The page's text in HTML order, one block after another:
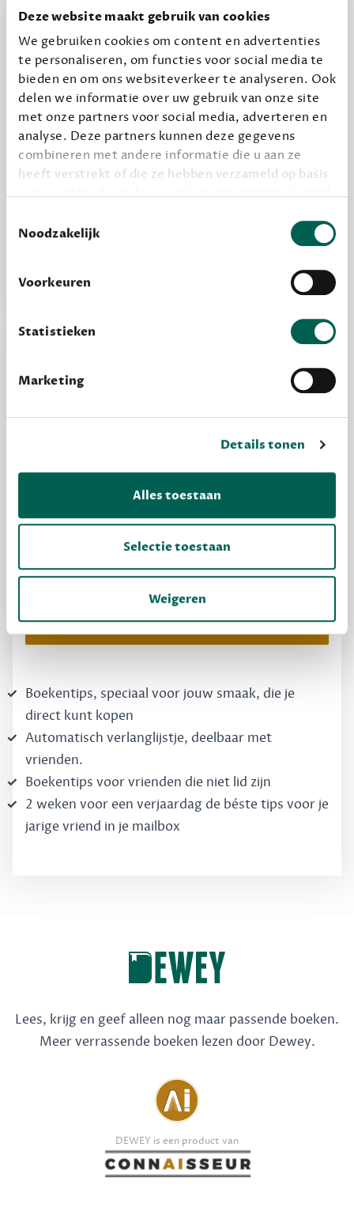
Deze website maakt gebruik van cookies
We gebruiken cookies om content en advertenties
te personaliseren, om functies voor social media te
bieden en om ons websiteverkeer te analyseren. Ook
delen we informatie over uw gebruik van onze site
met onze partners voor social media, adverteren en
analyse. Deze partners kunnen deze gegevens
combineren met andere informatie die u aan ze
heeft verstrekt of die ze hebben verzameld op basis
grondslag gebeurt, en er niet onnodig data van je
wordt verwerkt. Gevoelige persoonsgegevens delen
Noodzakelijk
Voorkeuren
Statistieken
Marketing
Details tonen
Alles toestaan
Selectie toestaan
Weigeren
halen.
12,50 per maand, incl. verzending
Geef cadeau
Alles van Dewey Free
Vooraf een tipje van de sluier, zodat je kunt
Dewey Free
Krijg boekentips, persoonlijk voor jou en je
vrienden. Krijg én geef betere cadeaus.
Schrijf nu gratis in
Boekentips, speciaal voor jouw smaak, die je
direct kunt kopen
Automatisch verlanglijstje, deelbaar met
vrienden.
Boekentips voor vrienden die niet lid zijn
2 weken voor een verjaardag de béste tips voor je
jarige vriend in je mailbox
Lees, krijg en geef alleen nog maar passende boeken.
Meer verrassende boeken lezen door Dewey.
DEWEY is een product van